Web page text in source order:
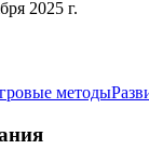
2025 г.
методы